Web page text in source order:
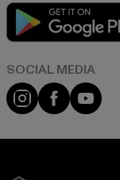
Instagram
Facebook